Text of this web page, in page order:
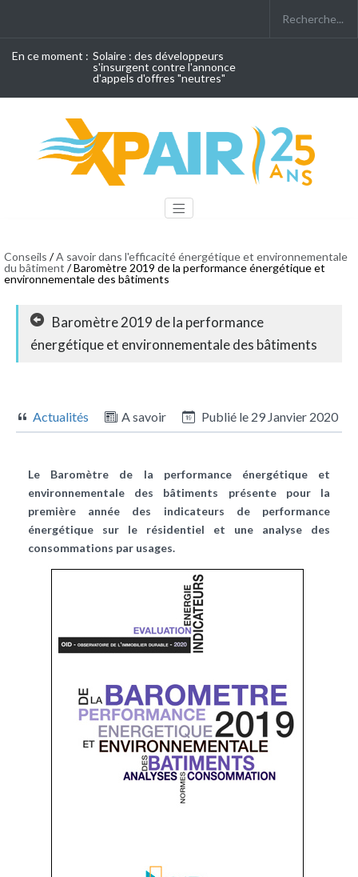
En ce moment : Solaire : des développeurs
s'insurgent contre l'annonce
d'appels d'offres "neutres"
Conseils /A savoir dans l'efficacité énergétique et environnementale
du bâtiment / Baromètre 2019 de la performance énergétique et
environnementale des bâtiments
Baromètre 2019 de la performance
énergétique et environnementale des bâtiments
Actualités A savoir Publié le 29 Janvier 2020
Le Baromètre de la performance énergétique et
environnementale des bâtiments présente pour la
première année des indicateurs de performance
énergétique sur le résidentiel et une analyse des
consommations par usages.